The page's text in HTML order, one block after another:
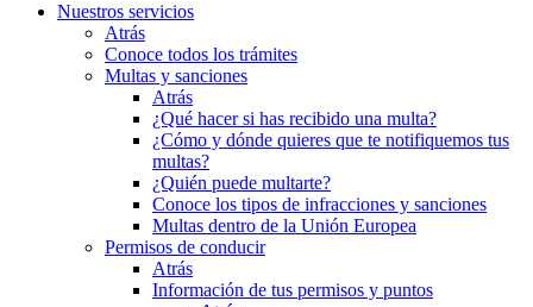
Nuestros servicios
Atrás
Conoce todos los trámites
Multas y sanciones
Atrás
¿Qué hacer si has recibido una multa?
¿Cómo y dónde quieres que te notifiquemos tus
multas?
¿Quién puede multarte?
Conoce los tipos de infracciones y sanciones
Multas dentro de la Unión Europea
Permisos de conducir
Atrás
Información de tus permisos y puntos